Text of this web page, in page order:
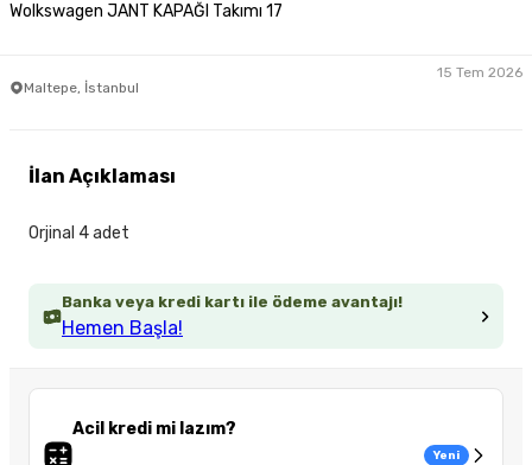
Wolkswagen JANT KAPAĞI Takımı 17
Maltepe, İstanbul
15 Tem 2026
Banka veya kredi kartı ile ödeme avantajı!
Hemen Başla!
Acil kredi mi lazım?
Yeni
İlan Açıklaması
Orjinal 4 adet